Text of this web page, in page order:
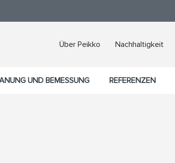
Über Peikko Nachhaltigkeit
UND BEMESSUNG REFERENZEN